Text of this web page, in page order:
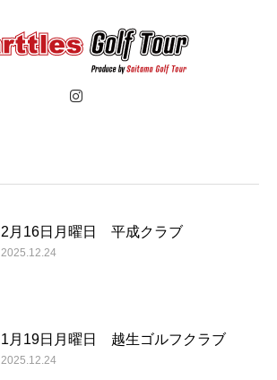
2月16日月曜日 平成クラブ
2025.12.24
1月19日月曜日 越生ゴルフクラブ
2025.12.24